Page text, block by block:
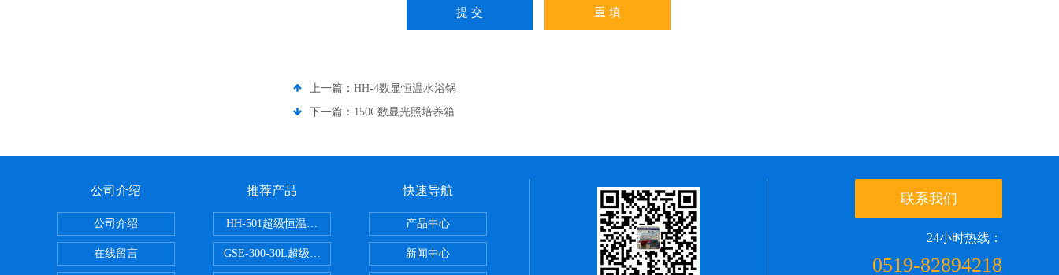
上一篇： HH-4数显恒温水浴锅
下一篇： 150C数显光照培养箱
公司介绍
公司介绍
在线留言
推荐产品
HH-501超级恒温水浴
GSE-300-30L超级循环恒温油浴锅
快速导航
产品中心
新闻中心
联系我们
24小时热线：
0519-82894218